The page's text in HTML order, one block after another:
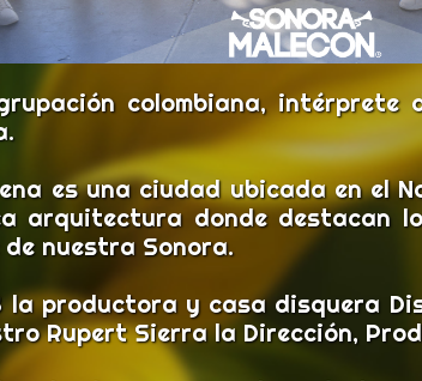
colombiana, intérprete
es una ciudad ubicada en el
arquitectura donde destacan
de nuestra Sonora.
la productora y casa disquera
Rupert Sierra la Dirección,